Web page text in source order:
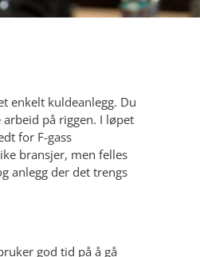
enkelt kuldeanlegg. Du
på riggen. I løpet
for F-gass
bransjer, men felles
anlegg der det trengs
god tid på å gå